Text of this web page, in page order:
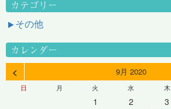
カテゴリー
その他
カレンダー
< 9月 2020
日 月 火 水 木
1 2 3